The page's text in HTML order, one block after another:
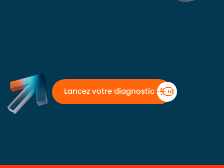
Lancez votre diagnostic